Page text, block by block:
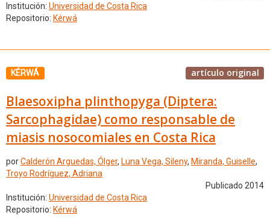
Institución: Universidad de Costa Rica
Repositorio: Kérwá
KÉRWÁ artículo original
Blaesoxipha plinthopyga (Diptera:
Sarcophagidae) como responsable de
miasis nosocomiales en Costa Rica
porCalderón Arguedas, Ólger, Luna Vega, Sileny, Miranda, Guiselle,
Troyo Rodríguez, Adriana
Publicado 2014
Institución: Universidad de Costa Rica
Repositorio: Kérwá